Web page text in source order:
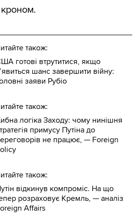
також:
готові втрутитися, якщо
шанс завершити війну:
заяви Рубіо
також:
логіка Заходу: чому нинішня
примусу Путіна до
не працює, — Foreign
також:
відкинув компроміс. На що
розраховує Кремль, — аналіз
Affairs